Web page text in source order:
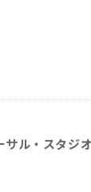
サル・スタ